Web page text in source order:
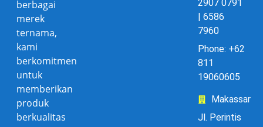
berbagai
merek
ternama,
kami
berkomitmen
untuk
memberikan
produk
berkualitas
2907 0791
| 6586
7960
Phone: +62
811
19060605
Makassar
Jl. Perintis